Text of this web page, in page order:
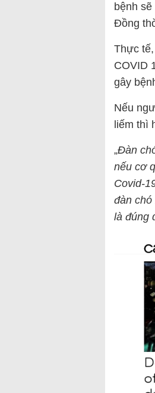
bệnh
Đồng
Thực
COVID
gây
Nếu
liếm thì
„Đàn
nếu cơ
Covid-
đàn chó
là đúng